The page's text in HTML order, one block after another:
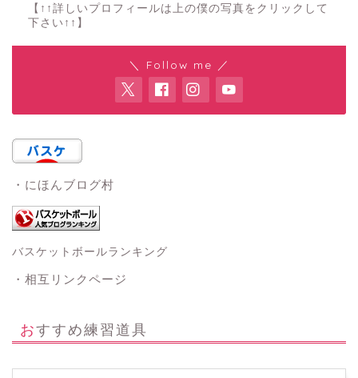
【↑↑詳しいプロフィールは上の僕の写真をクリックして
下さい↑↑】
＼ Follow me ／
・にほんブログ村
バスケットボールランキング
・相互リンクページ
おすすめ練習道具